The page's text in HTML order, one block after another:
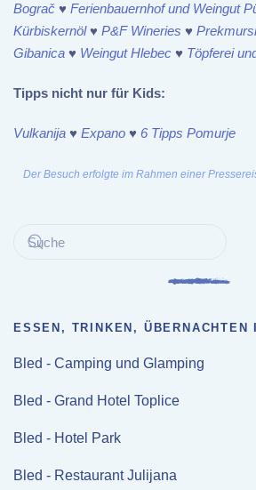
Bograč ♥ Ferienbauernhof und Weingut
Kürbiskernöl♥ P&F Wineries ♥
Gibanica ♥ Weingut Hlebec ♥ Töpferei
Tipps nicht nur für Kids:
Vulkanija ♥ Expano ♥ 6 Tipps Pomurje
Der Besuch erfolgte im Rahmen einer
ESSEN, TRINKEN, ÜBERNACHTEN
Bled - Camping und Glamping
Bled - Grand Hotel Toplice
Bled - Hotel Park
Bled - Restaurant Julijana